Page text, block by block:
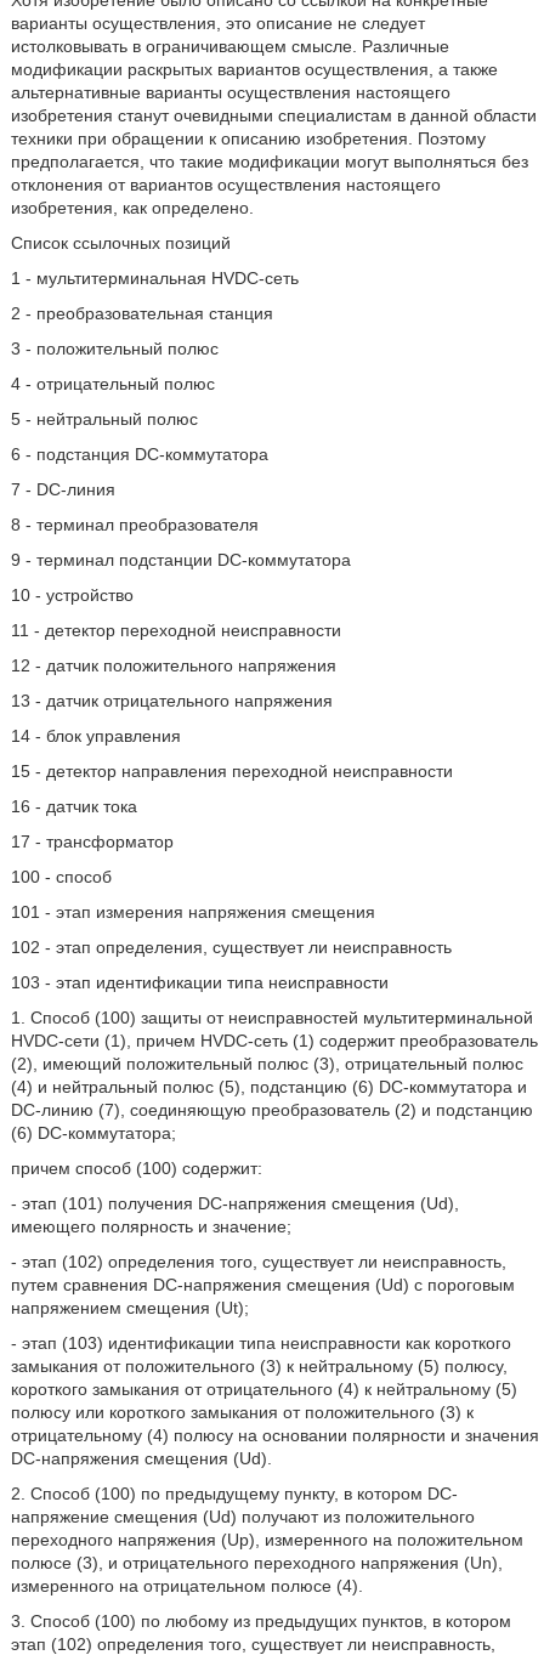
варианты осуществления, это описание не следует
истолковывать в ограничивающем смысле. Различные
модификации раскрытых вариантов осуществления, а также
альтернативные варианты осуществления настоящего
изобретения станут очевидными специалистам в данной области
техники при обращении к описанию изобретения. Поэтому
предполагается, что такие модификации могут выполняться без
отклонения от вариантов осуществления настоящего
изобретения, как определено.
Список ссылочных позиций
1 - мультитерминальная HVDC-сеть
2 - преобразовательная станция
3 - положительный полюс
4 - отрицательный полюс
5 - нейтральный полюс
6 - подстанция DC-коммутатора
7 - DC-линия
8 - терминал преобразователя
9 - терминал подстанции DC-коммутатора
10 - устройство
11 - детектор переходной неисправности
12 - датчик положительного напряжения
13 - датчик отрицательного напряжения
14 - блок управления
15 - детектор направления переходной неисправности
16 - датчик тока
17 - трансформатор
100 - способ
101 - этап измерения напряжения смещения
102 - этап определения, существует ли неисправность
103 - этап идентификации типа неисправности
1. Способ (100) защиты от неисправностей мультитерминальной
HVDC-сети (1), причем HVDC-сеть (1) содержит преобразователь
(2), имеющий положительный полюс (3), отрицательный полюс
(4) и нейтральный полюс (5), подстанцию (6) DC-коммутатора и
DC-линию (7), соединяющую преобразователь (2) и подстанцию
(6) DC-коммутатора;
причем способ (100) содержит:
- этап (101) получения DC-напряжения смещения (Ud),
имеющего полярность и значение;
- этап (102) определения того, существует ли неисправность,
путем сравнения DC-напряжения смещения (Ud) с пороговым
напряжением смещения (Ut);
- этап (103) идентификации типа неисправности как короткого
замыкания от положительного (3) к нейтральному (5) полюсу,
короткого замыкания от отрицательного (4) к нейтральному (5)
полюсу или короткого замыкания от положительного (3) к
отрицательному (4) полюсу на основании полярности и значения
DC-напряжения смещения (Ud).
2. Способ (100) по предыдущему пункту, в котором DC-
напряжение смещения (Ud) получают из положительного
переходного напряжения (Up), измеренного на положительном
полюсе (3), и отрицательного переходного напряжения (Un),
измеренного на отрицательном полюсе (4).
3. Способ (100) по любому из предыдущих пунктов, в котором
этап (102) определения того, существует ли неисправность,